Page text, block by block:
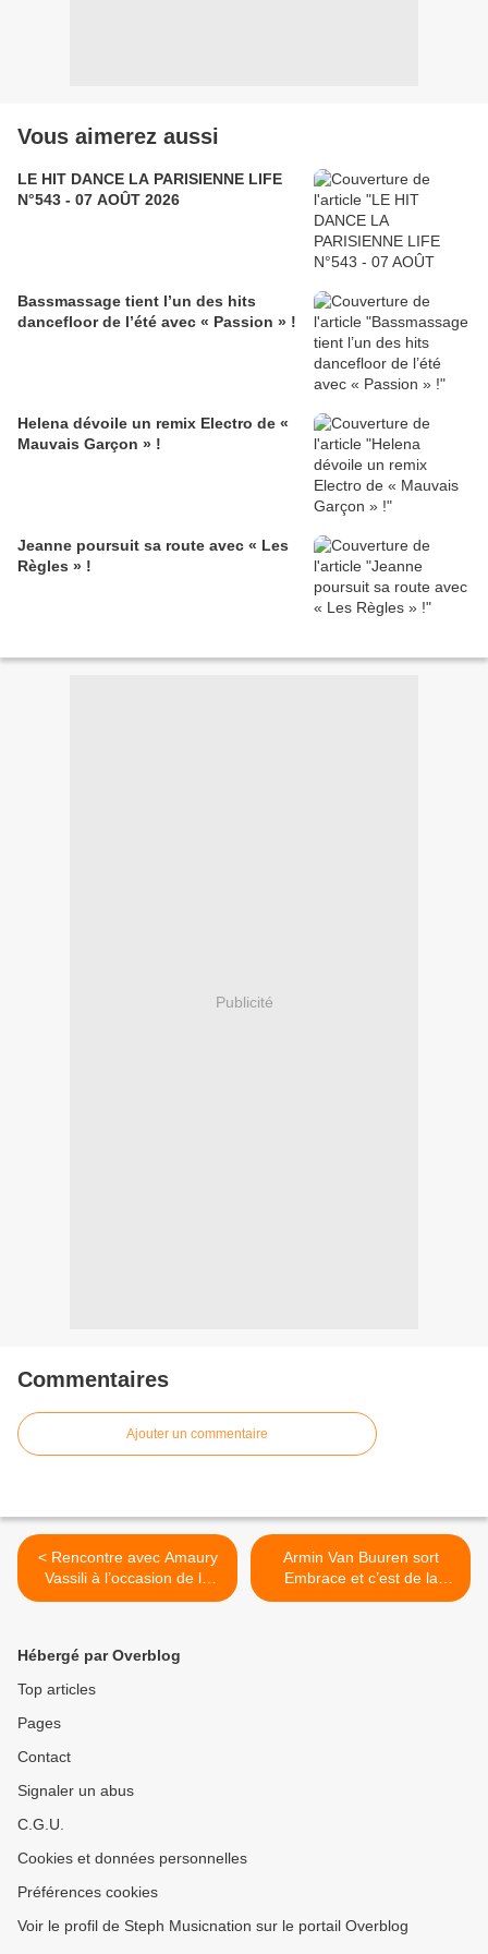
Vous aimerez aussi
LE HIT DANCE LA PARISIENNE LIFE
N°543 - 07 AOÛT 2026
Bassmassage tient l’un des hits
dancefloor de l’été avec « Passion » !
Helena dévoile un remix Electro de «
Mauvais Garçon » !
Jeanne poursuit sa route avec « Les
Règles » !
Publicité
Commentaires
Ajouter un commentaire
< Rencontre avec Amaury
Vassili à l’occasion de la
sortie de son nouvel album
Armin Van Buuren sort
Embrace et c’est de la
dynamite ! >
Hébergé par Overblog
Top articles
Pages
Contact
Signaler un abus
C.G.U.
Cookies et données personnelles
Préférences cookies
Voir le profil de Steph Musicnation sur le portail Overblog